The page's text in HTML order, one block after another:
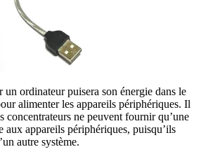
un ordinateur puisera son énergie dans le
alimenter les appareils périphériques. Il
concentrateurs ne peuvent fournir qu’une
aux appareils périphériques, puisqu’ils
autre système.